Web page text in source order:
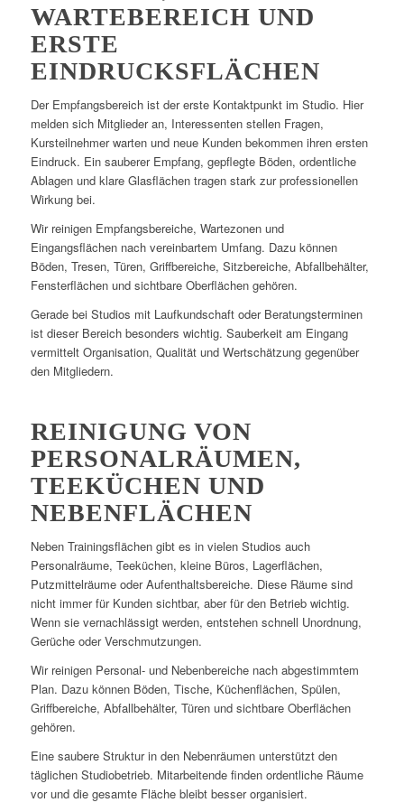
WARTEBEREICH UND
ERSTE
EINDRUCKSFLÄCHEN
Der Empfangsbereich ist der erste Kontaktpunkt im Studio. Hier
melden sich Mitglieder an, Interessenten stellen Fragen,
Kursteilnehmer warten und neue Kunden bekommen ihren ersten
Eindruck. Ein sauberer Empfang, gepflegte Böden, ordentliche
Ablagen und klare Glasflächen tragen stark zur professionellen
Wirkung bei.
Wir reinigen Empfangsbereiche, Wartezonen und
Eingangsflächen nach vereinbartem Umfang. Dazu können
Böden, Tresen, Türen, Griffbereiche, Sitzbereiche, Abfallbehälter,
Fensterflächen und sichtbare Oberflächen gehören.
Gerade bei Studios mit Laufkundschaft oder Beratungsterminen
ist dieser Bereich besonders wichtig. Sauberkeit am Eingang
vermittelt Organisation, Qualität und Wertschätzung gegenüber
den Mitgliedern.
REINIGUNG VON
PERSONALRÄUMEN,
TEEKÜCHEN UND
NEBENFLÄCHEN
Neben Trainingsflächen gibt es in vielen Studios auch
Personalräume, Teeküchen, kleine Büros, Lagerflächen,
Putzmittelräume oder Aufenthaltsbereiche. Diese Räume sind
nicht immer für Kunden sichtbar, aber für den Betrieb wichtig.
Wenn sie vernachlässigt werden, entstehen schnell Unordnung,
Gerüche oder Verschmutzungen.
Wir reinigen Personal- und Nebenbereiche nach abgestimmtem
Plan. Dazu können Böden, Tische, Küchenflächen, Spülen,
Griffbereiche, Abfallbehälter, Türen und sichtbare Oberflächen
gehören.
Eine saubere Struktur in den Nebenräumen unterstützt den
täglichen Studiobetrieb. Mitarbeitende finden ordentliche Räume
vor und die gesamte Fläche bleibt besser organisiert.